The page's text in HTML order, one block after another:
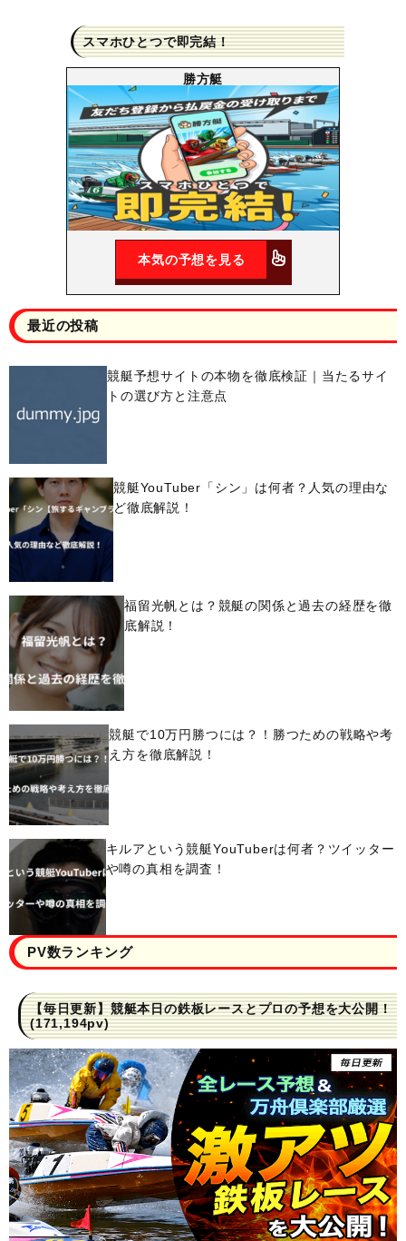
スマホひとつで即完結！
勝方艇
本気の予想を見る
最近の投稿
競艇予想サイトの本物を徹底検証｜当たるサイ
トの選び方と注意点
競艇YouTuber「シン」は何者？人気の理由な
ど徹底解説！
福留光帆とは？競艇の関係と過去の経歴を徹
底解説！
競艇で10万円勝つには？！勝つための戦略や考
え方を徹底解説！
キルアという競艇YouTuberは何者？ツイッター
や噂の真相を調査！
PV数ランキング
【毎日更新】競艇本日の鉄板レースとプロの予想を大公開！
(171,194pv)